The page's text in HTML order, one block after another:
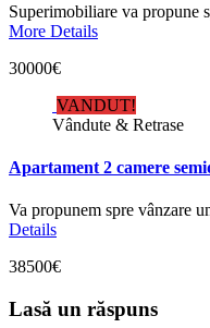
Superimobiliare va propune
More Details
30000€
VANDUT!
Vândute & Retrase
Apartament 2 camere
Va propunem spre vânzare
Details
38500€
Lasă un răspuns